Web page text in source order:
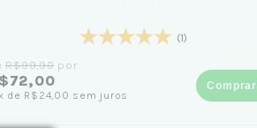
(1)
R$99,90por
de R$24,00 sem juros
Comprar